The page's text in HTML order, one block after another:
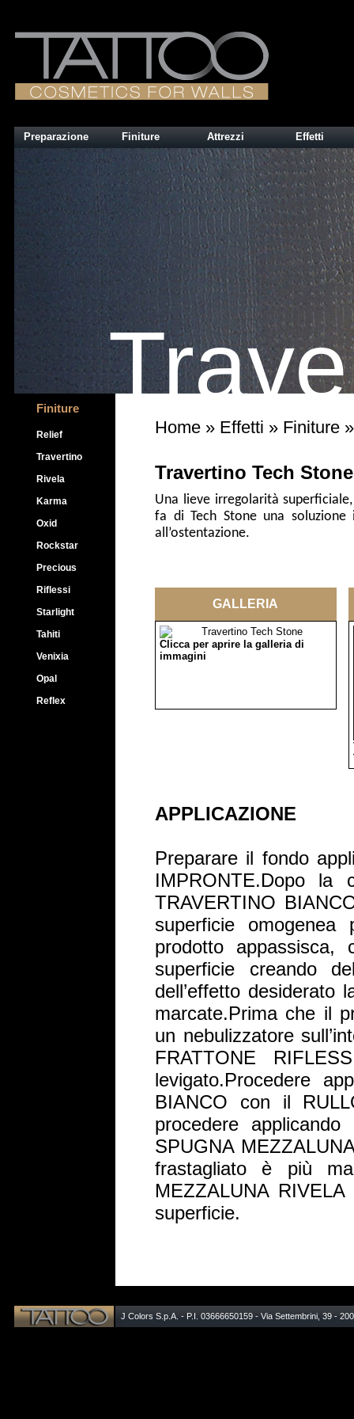
Preparazione Finiture Attrezzi Effetti
Finiture
Relief
Travertino
Rivela
Karma
Oxid
Rockstar
Precious
Riflessi
Starlight
Tahiti
Venixia
Opal
Reflex
Home » Effetti » Finiture
Travertino Tech Stone
Una lieve irregolarità
fa di Tech Stone una soluzione
all’ostentazione.
GALLERIA
Clicca per aprire la galleria di
immagini
APPLICAZIONE
Preparare il fondo
IMPRONTE.Dopo la
TRAVERTINO
superficie
prodotto appassisca,
superficie creando
dell’effetto desiderato
marcate.Prima che il
un nebulizzatore
FRATTONE
levigato.Procedere
BIANCO con il
procedere
SPUGNA
frastagliato è più
MEZZALUNA
superficie.
J Colors S.p.A. - P.I. 03666650159 - Via Settembrini, 39 -